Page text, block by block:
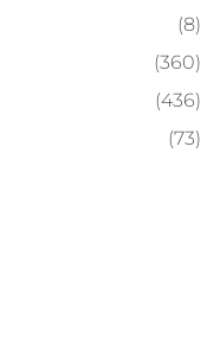
(8)
(360)
(436)
(73)